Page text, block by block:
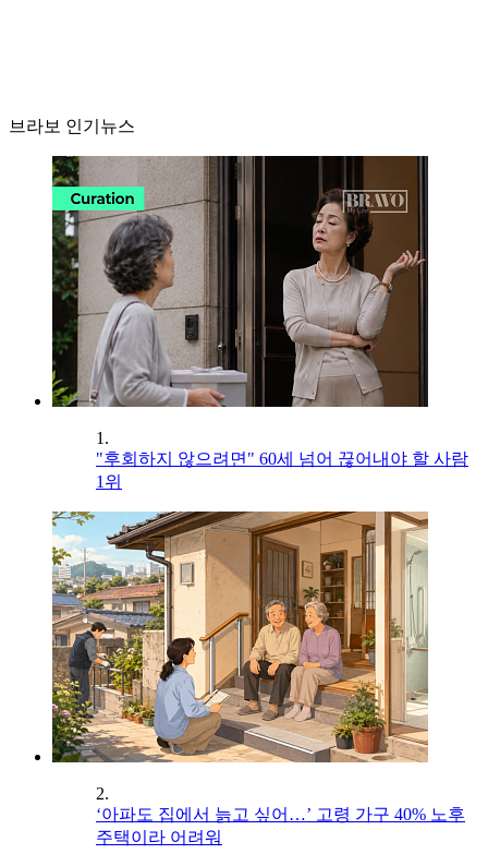
브라보 인기뉴스
1.
"후회하지 않으려면" 60세 넘어 끊어내야 할 사람
1위
2.
‘아파도 집에서 늙고 싶어…’ 고령 가구 40% 노후
주택이라 어려워